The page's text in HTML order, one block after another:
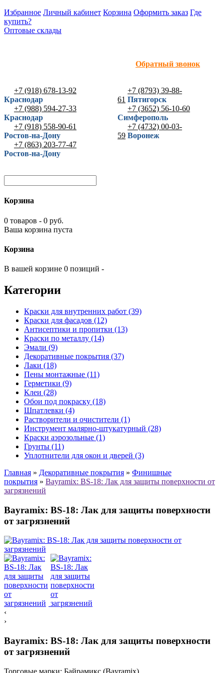
Избранное Личный кабинет Корзина Оформить заказ Где
купить?
Оптовые склады
Обратный звонок
+7 (918) 678-13-92
Краснодар
+7 (988) 594-27-33
Краснодар
+7 (918) 558-90-61
Ростов-на-Дону
+7 (863) 203-77-47
Ростов-на-Дону
+7 (8793) 39-88-
61 Пятигорск
+7 (3652) 56-10-60
Симферополь
+7 (4732) 00-03-
59 Воронеж
Корзина
0 товаров - 0 руб.
Ваша корзина пуста
Корзина
В вашей корзине 0 позиций -
Категории
Краски для внутренних работ (39)
Краски для фасадов (12)
Антисептики и пропитки (13)
Краски по металлу (14)
Эмали (9)
Декоративные покрытия (37)
Лаки (18)
Пены монтажные (11)
Герметики (9)
Клеи (28)
Обои под покраску (18)
Шпатлевки (4)
Растворители и очистители (1)
Инструмент малярно-штукатурный (28)
Краски аэрозольные (1)
Грунты (11)
Уплотнители для окон и дверей (3)
Главная » Декоративные покрытия » Финишные
покрытия » Bayramix: ВS-18: Лак для защиты поверхности от
загрязнений
Bayramix: ВS-18: Лак для защиты поверхности
от загрязнений
‹
›
Bayramix: ВS-18: Лак для защиты поверхности
от загрязнений
Торговые марки: Байрамикс (Bayramix)